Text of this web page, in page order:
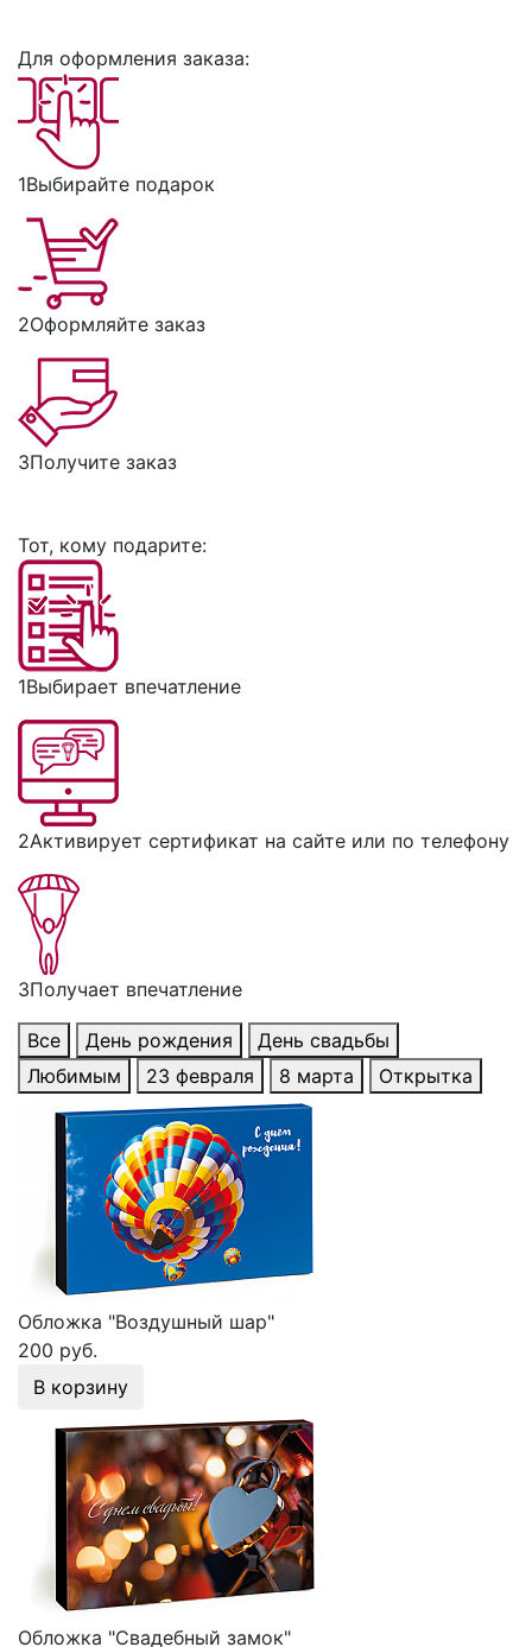
Для оформления заказа:
1Выбирайте подарок
2Оформляйте заказ
3Получите заказ
Тот, кому подарите:
1Выбирает впечатление
2Активирует сертификат на сайте или по телефону
3Получает впечатление
Все День рождения
День свадьбы
Любимым
23 февраля 8 марта Открытка
Обложка "Воздушный шар"
200 руб.
В корзину
Обложка "Свадебный замок"